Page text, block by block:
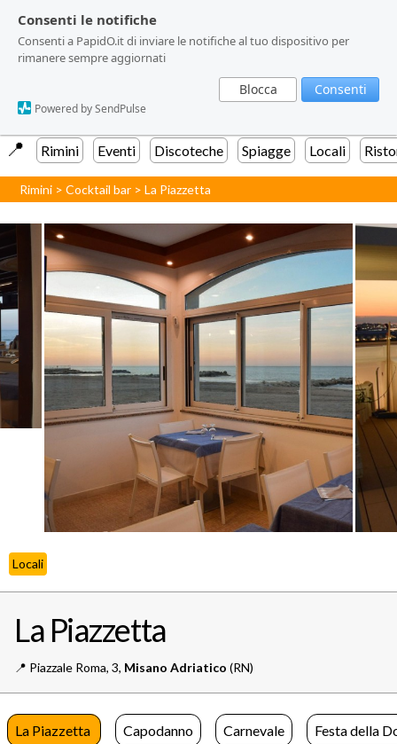
Consenti le notifiche
Consenti a PapidO.it di inviare le notifiche al tuo dispositivo per
rimanere sempre aggiornati
Blocca Consenti
Powered by SendPulse
Consenti le notifiche
Consenti a PapidO.it di inviare le notifiche al tuo dispositivo per
rimanere sempre aggiornati
Blocca Consenti
Powered by SendPulse
📍️ Rimini Eventi Discoteche Spiagge Locali
Rimini >Cocktail bar >La Piazzetta
Locali
La Piazzetta
📍️ Piazzale Roma, 3, Misano Adriatico (RN)
La Piazzetta Capodanno Carnevale Festa della